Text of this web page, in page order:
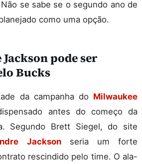
se sabe se o segundo ano de
como uma opção.
pode ser
Bucks
da campanha do Milwaukee
antes do começo da
Segundo Brett Siegel, do site
Jacksonseria um forte
rescindido pelo time. O ala-